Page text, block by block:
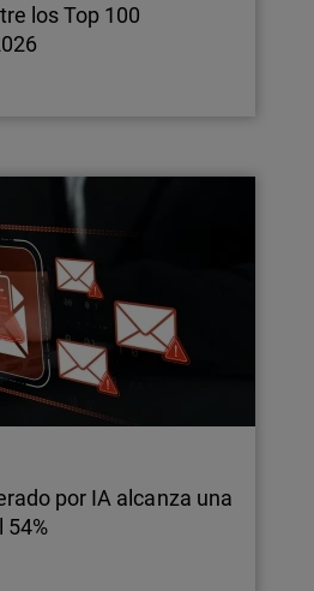
los Top 100
por IA alcanza una
54%